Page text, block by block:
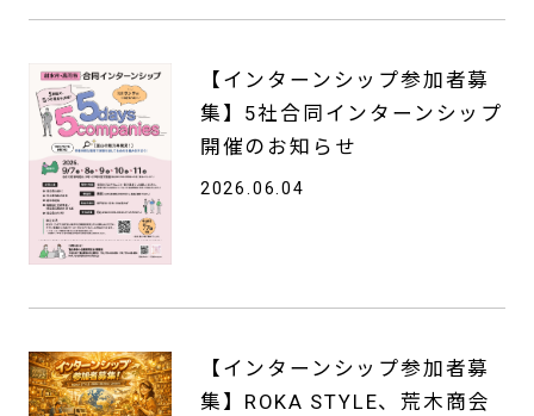
【インターンシップ参加者募
集】5社合同インターンシップ
開催のお知らせ
2026.06.04
【インターンシップ参加者募
集】ROKA STYLE、荒木商会